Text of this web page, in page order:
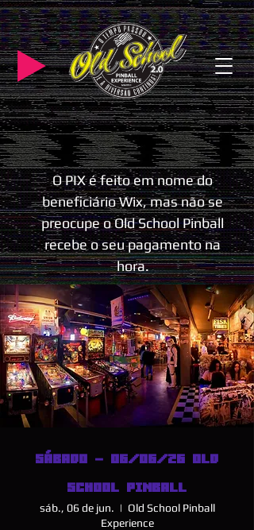
O PIX é feito em nome do
beneficiário Wix, mas não se
preocupe o Old School Pinball
recebe o seu pagamento na
hora.
SÁBADO - 06/06/26 OLD
SCHOOL PINBALL
sáb., 06 de jun.
  |
Old School Pinball
Experience